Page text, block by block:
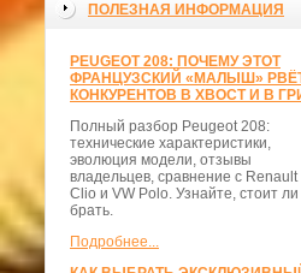
ПОЛЕЗНАЯ ИНФОРМАЦИЯ
PEUGEOT 208: ПОЧЕМУ ЭТОТ
ФРАНЦУЗСКИЙ «МАЛЫШ»
КОНКУРЕНТОВ В ХВОСТ И В
Полный разбор Peugeot 208:
технические характеристики,
эволюция модели, отзывы
владельцев, сравнение с Renault
Clio и VW Polo. Узнайте, стоит ли
брать.
Подробнее...